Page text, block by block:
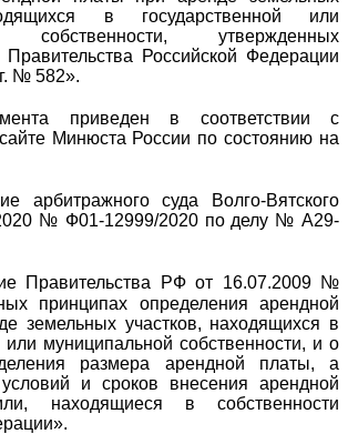
в государственной или
собственности, утвержденных
Правительства Российской Федерации
№ 582».
приведен в соответствии с
Минюста России по состоянию на
арбитражного суда Волго-Вятского
№ Ф01-12999/2020 по делу № А29-
Правительства РФ от 16.07.2009 №
принципах определения арендной
земельных участков, находящихся в
или муниципальной собственности, и о
размера арендной платы, а
и сроков внесения арендной
находящиеся в собственности